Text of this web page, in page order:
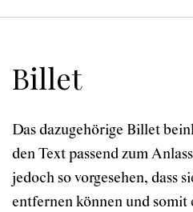
Billet
Das dazugehörige Billet
den Text passend zum
jedoch so vorgesehen, dass
entfernen können und